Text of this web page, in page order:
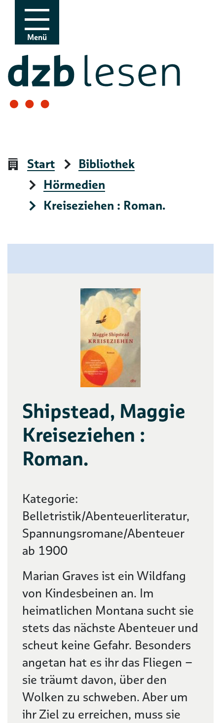
Zur Navigation
Zum Inhalt
Menü
Start
Bibliothek
Hörmedien
Kreiseziehen : Roman.
Shipstead, Maggie
Kreiseziehen :
Roman.
Kategorie:
Belletristik/Abenteuerliteratur,
Spannungsromane/Abenteuer
ab 1900
Marian Graves ist ein Wildfang
von Kindesbeinen an. Im
heimatlichen Montana sucht sie
stets das nächste Abenteuer und
scheut keine Gefahr. Besonders
angetan hat es ihr das Fliegen –
sie träumt davon, über den
Wolken zu schweben. Aber um
ihr Ziel zu erreichen, muss sie